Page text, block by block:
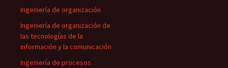
Ingeniería de organización
Ingeniería de organización de
las tecnologías de la
información y la comunicación
Ingeniería de procesos